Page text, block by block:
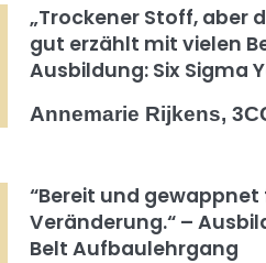
„Trockener Stoff, aber
gut erzählt mit vielen
Ausbildung: Six Sigma
Annemarie Rijkens,
“Bereit und
Veränderung.“ –
Belt Aufbaulehrgang